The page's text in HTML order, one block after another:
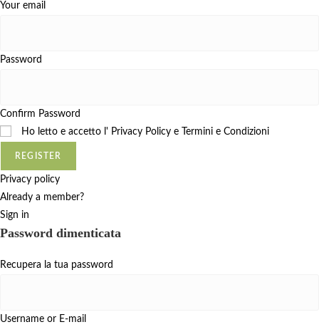
Your email
Password
Confirm Password
Ho letto e accetto l' Privacy Policy e Termini e Condizioni
REGISTER
Privacy policy
Already a member?
Sign in
Password dimenticata
Recupera la tua password
Username or E-mail